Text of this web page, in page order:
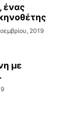
ένας
2019
με